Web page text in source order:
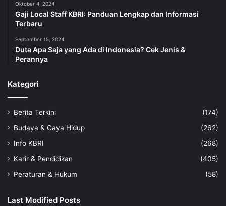
Oktober 4, 2024
Gaji Local Staff KBRI: Panduan Lengkap dan Informasi
Terbaru
September 15, 2024
Duta Apa Saja yang Ada di Indonesia? Cek Jenis &
Perannya
Kategori
Berita Terkini
(174)
Budaya & Gaya Hidup
(262)
Info KBRI
(268)
Karir & Pendidikan
(405)
Peraturan & Hukum
(58)
Last Modified Posts